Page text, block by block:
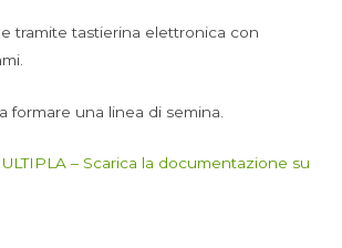
tramite tastierina elettronica con
formare una linea di semina.
– Scarica la documentazione su